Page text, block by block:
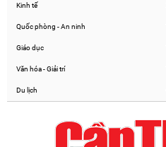
Kinh tế
Quốc phòng - An ninh
Giáo dục
Văn hóa - Giải trí
Du lịch